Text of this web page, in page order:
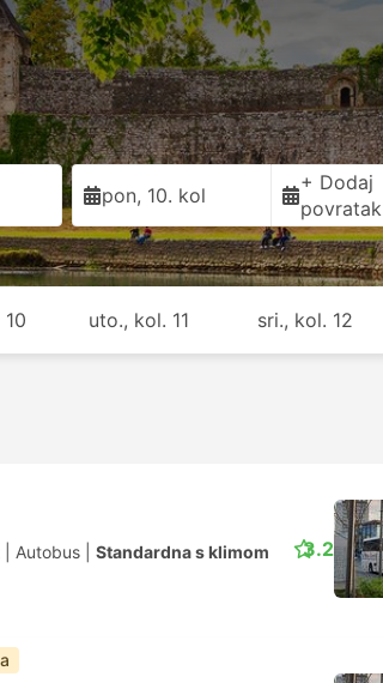
pon, 10. kol
+ Dodaj
povratak
uto., kol. 11 sri., kol. 12
Autobus Standardna s klimom 3.2